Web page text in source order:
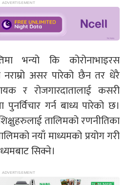
भन्यो कि कोरोनाभाइरस
नराम्रो असर पारेको छैन तर धेरै
र रोजगारदातालाई कसरी
पुनर्विचार गर्न बाध्य पारेको छ।
तालिमको रणनीतिका
नयाँ माध्यमको प्रयोग गरी
सिक्ने।